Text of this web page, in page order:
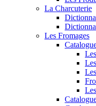
La Charcuterie
Les Fromages